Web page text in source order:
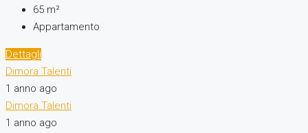
65 m²
Appartamento
Dettagli
Dimora Talenti
1 anno ago
Dimora Talenti
1 anno ago